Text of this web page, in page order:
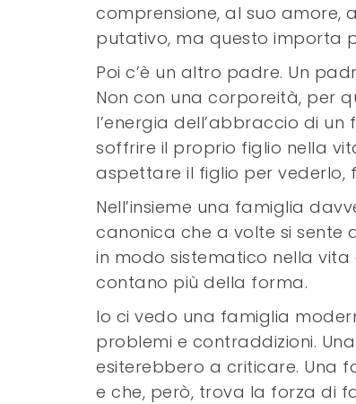
comprensione, al suo amore,
putativo, ma questo importa
Poi c’è un altro padre. Un
Non con una corporeità, per
l’energia dell’abbraccio di
soffrire il proprio figlio nella
aspettare il figlio per vederlo,
Nell’insieme una famiglia
canonica che a volte si sente
in modo sistematico nella
contano più della forma.
Io ci vedo una famiglia
problemi e contraddizioni.
esiterebbero a criticare. Una
e che, però, trova la forza di